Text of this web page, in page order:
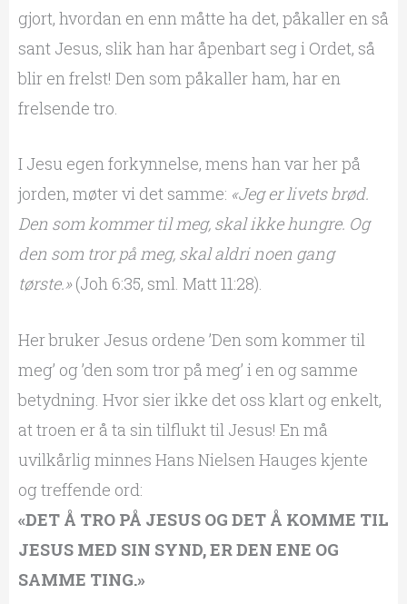
gjort, hvordan en enn måtte ha det, påkaller en så
sant Jesus, slik han har åpenbart seg i Ordet, så
blir en frelst! Den som påkaller ham, har en
frelsende tro.
I Jesu egen forkynnelse, mens han var her på
jorden, møter vi det samme: «Jeg er livets brød.
Den som kommer til meg, skal ikke hungre. Og
den som tror på meg, skal aldri noen gang
tørste.»(Joh 6:35, sml. Matt 11:28).
Her bruker Jesus ordene ’Den som kommer til
meg’ og ’den som tror på meg’ i en og samme
betydning. Hvor sier ikke det oss klart og enkelt,
at troen er å ta sin tilflukt til Jesus! En må
uvilkårlig minnes Hans Nielsen Hauges kjente
og treffende ord:
«DET Å TRO PÅ JESUS OG DET Å KOMME TIL
JESUS MED SIN SYND, ER DEN ENE OG
SAMME TING.»